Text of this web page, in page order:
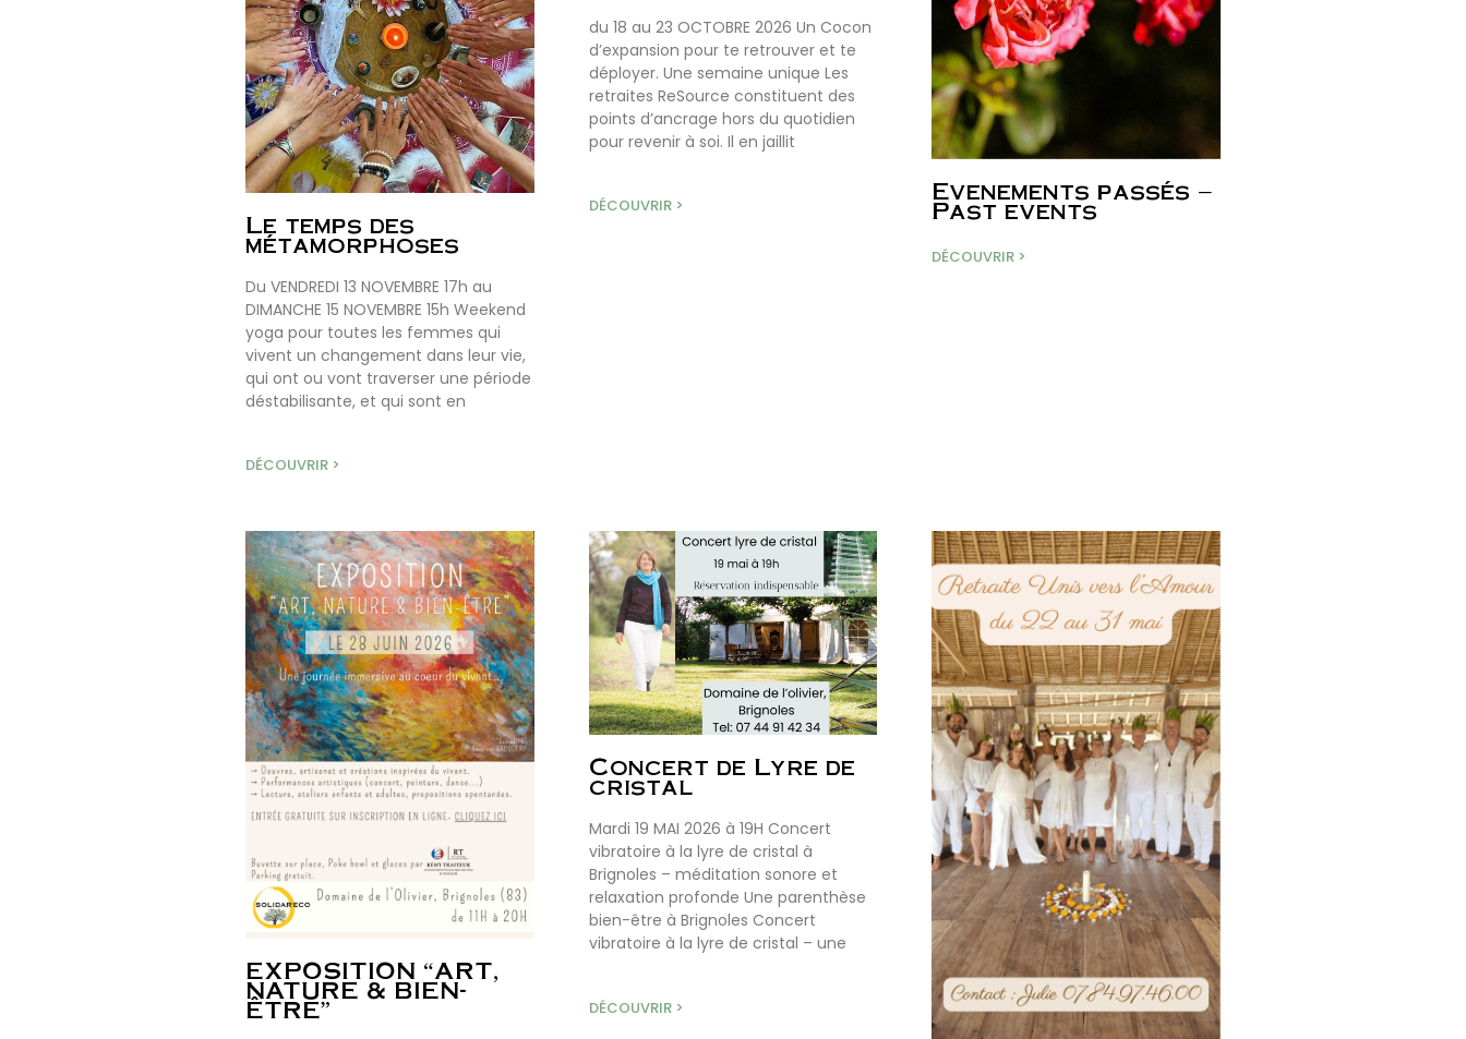
Le temps des
métamorphoses
Du VENDREDI 13 NOVEMBRE 17h au
DIMANCHE 15 NOVEMBRE 15h Weekend
yoga pour toutes les femmes qui
vivent un changement dans leur vie,
qui ont ou vont traverser une période
déstabilisante, et qui sont en
DÉCOUVRIR >
du 18 au 23 OCTOBRE 2026 Un Cocon
d’expansion pour te retrouver et te
déployer. Une semaine unique Les
retraites ReSource constituent des
points d’ancrage hors du quotidien
pour revenir à soi. Il en jaillit
DÉCOUVRIR >
Evenements passés –
Past events
DÉCOUVRIR >
EXPOSITION “ART,
NATURE & BIEN-
ÊTRE”
Concert de Lyre de
cristal
Mardi 19 MAI 2026 à 19H Concert
vibratoire à la lyre de cristal à
Brignoles – méditation sonore et
relaxation profonde Une parenthèse
bien-être à Brignoles Concert
vibratoire à la lyre de cristal – une
DÉCOUVRIR >